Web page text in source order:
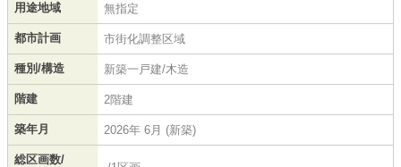
用途地域 無指定
都市計画 市街化調整区域
種別/構造 新築一戸建/木造
階建 2階建
築年月 2026年 6月 (新築)
総区画数/